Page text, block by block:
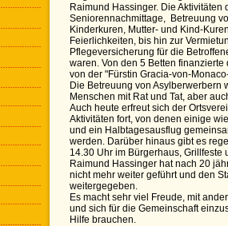
Raimund Hassinger. Die
Seniorennachmittage, Betreuung
Kinderkuren, Mutter- und Kind-
Feierlichkeiten, bis hin zur
Pflegeversicherung für die
waren. Von den 5 Betten
von der "Fürstin Gracia-von-
Die Betreuung von
Menschen mit Rat und Tat, aber
Auch heute erfreut sich der
Aktivitäten fort, von denen einige
und ein Halbtagesausflug
werden. Darüber hinaus gibt es
14.30 Uhr im Bürgerhaus, Grillfeste
Raimund Hassinger hat nach 20
nicht mehr weiter geführt und den
weitergegeben.
Es macht sehr viel Freude, mit
und sich für die Gemeinschaft
Hilfe brauchen.